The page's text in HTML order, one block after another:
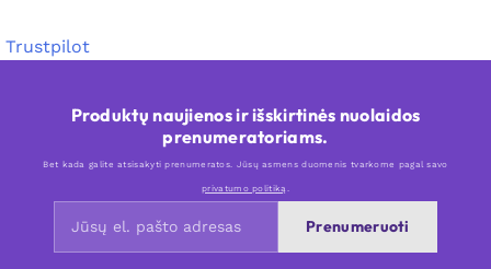
Trustpilot
Produktų naujienos ir išskirtinės nuolaidos
prenumeratoriams.
Bet kada galite atsisakyti prenumeratos. Jūsų asmens duomenis tvarkome pagal savo
privatumo politiką
Prenumeruoti